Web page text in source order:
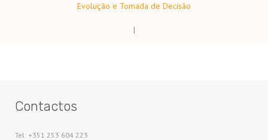
Evolução e Tomada de Decisão
|
Contactos
Tel: +351 253 604 223